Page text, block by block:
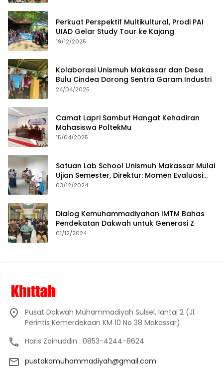
Perkuat Perspektif Multikultural, Prodi PAI
UIAD Gelar Study Tour ke Kajang
19/12/2025
Kolaborasi Unismuh Makassar dan Desa
Bulu Cindea Dorong Sentra Garam Industri
24/04/2025
Camat Lapri Sambut Hangat Kehadiran
Mahasiswa PoltekMu
15/04/2025
Satuan Lab School Unismuh Makassar Mulai
Ujian Semester, Direktur: Momen Evaluasi
Proses Pembelajaran
03/12/2024
Dialog Kemuhammadiyahan IMTM Bahas
Pendekatan Dakwah untuk Generasi Z
01/12/2024
Pusat Dakwah Muhammadiyah Sulsel, lantai 2 (Jl.
Perintis Kemerdekaan KM 10 No 38 Makassar)
Haris Zainuddin : 0853-4244-8624
pustakamuhammadiyah@gmail.com